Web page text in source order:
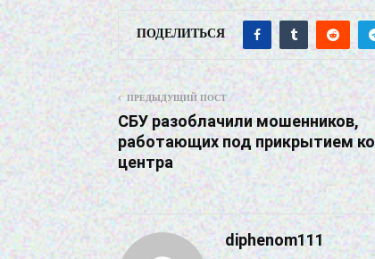
ПОДЕЛИТЬСЯ
ПРЕДЫДУЩИЙ ПОСТ
СБУ разоблачили мошенников,
работающих под прикрытием
центра
diphenom111